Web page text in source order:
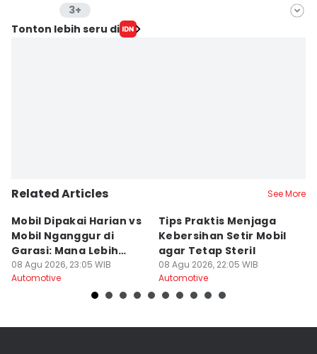
3+
Editor
Tonton lebih seru di
Related Articles See More
Mobil Dipakai Harian vs
Mobil Nganggur di
Garasi: Mana Lebih
Awet?
08 Agu 2026, 23:05 WIB
Automotive
Tips Praktis Menjaga
Kebersihan Setir Mobil
agar Tetap Steril
08 Agu 2026, 22:05 WIB
Automotive